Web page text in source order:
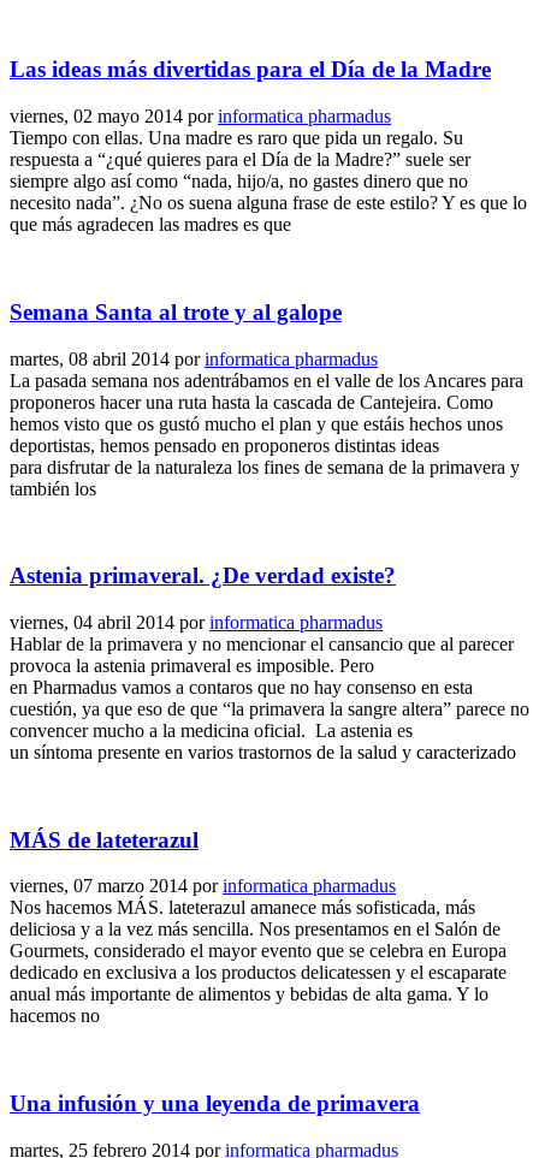
Las ideas más divertidas para el Día de la Madre
viernes, 02 mayo 2014 porinformatica pharmadus
Tiempo con ellas. Una madre es raro que pida un regalo. Su
respuesta a “¿qué quieres para el Día de la Madre?” suele ser
siempre algo así como “nada, hijo/a, no gastes dinero que no
necesito nada”. ¿No os suena alguna frase de este estilo? Y es que lo
que más agradecen las madres es que
Semana Santa al trote y al galope
martes, 08 abril 2014 porinformatica pharmadus
La pasada semana nos adentrábamos en el valle de los Ancares para
proponeros hacer una ruta hasta la cascada de Cantejeira. Como
hemos visto que os gustó mucho el plan y que estáis hechos unos
deportistas, hemos pensado en proponeros distintas ideas
para disfrutar de la naturaleza los fines de semana de la primavera y
también los
Astenia primaveral. ¿De verdad existe?
viernes, 04 abril 2014 porinformatica pharmadus
Hablar de la primavera y no mencionar el cansancio que al parecer
provoca la astenia primaveral es imposible. Pero
en Pharmadus vamos a contaros que no hay consenso en esta
cuestión, ya que eso de que “la primavera la sangre altera” parece no
convencer mucho a la medicina oficial. La astenia es
un síntoma presente en varios trastornos de la salud y caracterizado
MÁS de lateterazul
viernes, 07 marzo 2014 porinformatica pharmadus
Nos hacemos MÁS. lateterazul amanece más sofisticada, más
deliciosa y a la vez más sencilla. Nos presentamos en el Salón de
Gourmets, considerado el mayor evento que se celebra en Europa
dedicado en exclusiva a los productos delicatessen y el escaparate
anual más importante de alimentos y bebidas de alta gama. Y lo
hacemos no
Una infusión y una leyenda de primavera
martes, 25 febrero 2014 porinformatica pharmadus